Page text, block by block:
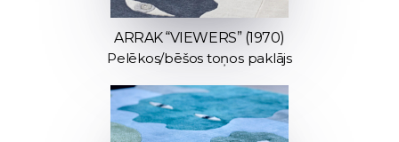
ARRAK “VIEWERS” (1970)
Pelēkos/bēšos toņos paklājs